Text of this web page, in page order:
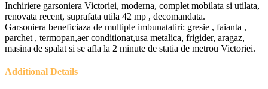
Inchiriere garsoniera Victoriei, moderna, complet mobilata si utilata,
renovata recent, suprafata utila 42 mp , decomandata.
Garsoniera beneficiaza de multiple imbunatatiri: gresie , faianta ,
parchet , termopan,aer conditionat,usa metalica, frigider, aragaz,
masina de spalat si se afla la 2 minute de statia de metrou Victoriei.
Additional Details